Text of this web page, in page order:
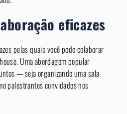
eficazes
pelas quais você pode colaborar
Uma abordagem popular
— seja organizando uma sala
palestrantes convidados nos